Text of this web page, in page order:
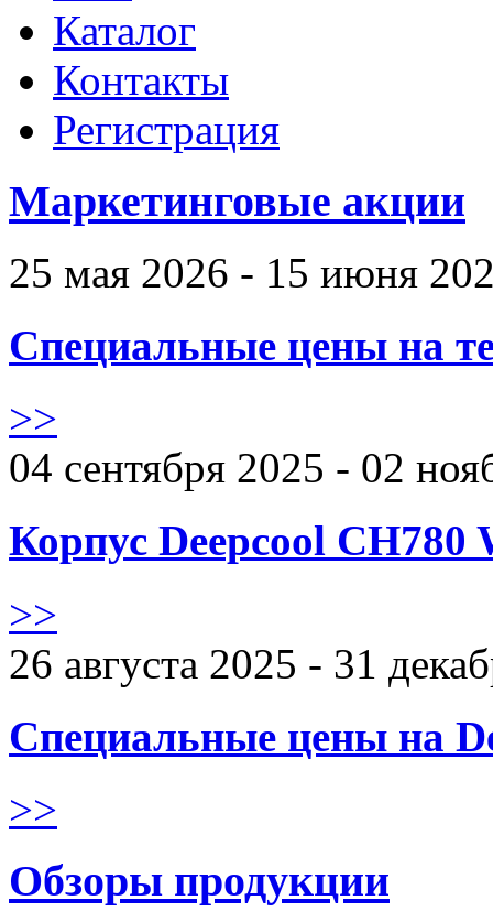
Каталог
Контакты
Регистрация
Маркетинговые акции
25 мая 2026 - 15 июня
Специальные цены на
>>
04 сентября 2025 - 02
Корпус Deepcool CH780
>>
26 августа 2025 - 31
Специальные цены на
>>
Обзоры продукции